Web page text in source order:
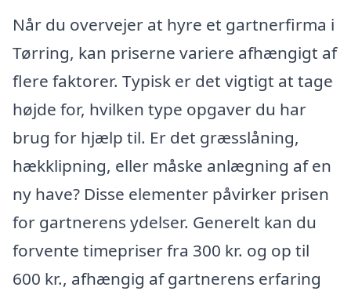
Når du overvejer at hyre et gartnerfirma i
Tørring, kan priserne variere afhængigt af
flere faktorer. Typisk er det vigtigt at tage
højde for, hvilken type opgaver du har
brug for hjælp til. Er det græsslåning,
hækklipning, eller måske anlægning af en
ny have? Disse elementer påvirker prisen
for gartnerens ydelser. Generelt kan du
forvente timepriser fra 300 kr. og op til
600 kr., afhængig af gartnerens erfaring